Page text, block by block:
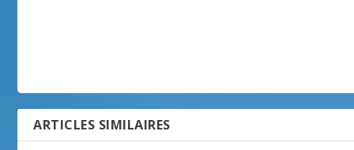
ARTICLES SIMILAIRES